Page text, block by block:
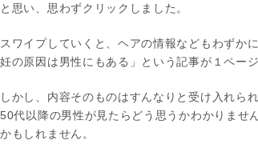
と思い、思わずクリックしました。
スワイプしていくと、ヘアの情報などもわずか
妊の原因は男性にもある」という記事が１ペー
しかし、内容そのものはすんなりと受け入れられ
50代以降の男性が見たらどう思うかわかりませ
かもしれません。